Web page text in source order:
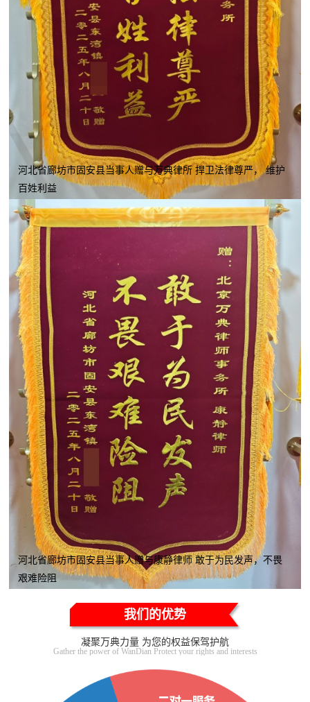
河北省廊坊市固安县当事人赠与万典律所 捍卫法律尊严， 维护
百姓利益
河北省廊坊市固安县当事人赠与康静律师 敢于为民发声，不畏
艰难险阻
我们的优势
凝聚万典力量 为您的权益保驾护航
Gather the power of WanDian Protect your rights and interests